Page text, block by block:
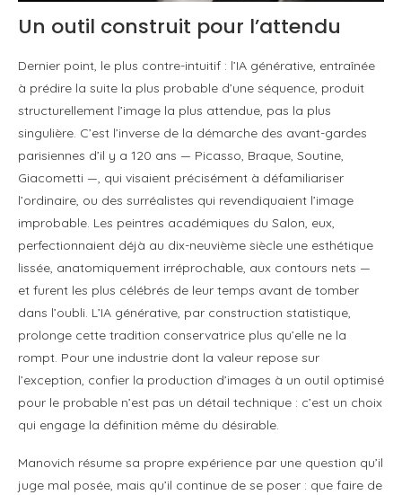
Un outil construit pour l’attendu
Dernier point, le plus contre-intuitif : l’IA générative, entraînée
à prédire la suite la plus probable d’une séquence, produit
structurellement l’image la plus attendue, pas la plus
singulière. C’est l’inverse de la démarche des avant-gardes
parisiennes d’il y a 120 ans — Picasso, Braque, Soutine,
Giacometti —, qui visaient précisément à défamiliariser
l’ordinaire, ou des surréalistes qui revendiquaient l’image
improbable. Les peintres académiques du Salon, eux,
perfectionnaient déjà au dix-neuvième siècle une esthétique
lissée, anatomiquement irréprochable, aux contours nets —
et furent les plus célébrés de leur temps avant de tomber
dans l’oubli. L’IA générative, par construction statistique,
prolonge cette tradition conservatrice plus qu’elle ne la
rompt. Pour une industrie dont la valeur repose sur
l’exception, confier la production d’images à un outil optimisé
pour le probable n’est pas un détail technique : c’est un choix
qui engage la définition même du désirable.
Manovich résume sa propre expérience par une question qu’il
juge mal posée, mais qu’il continue de se poser : que faire de